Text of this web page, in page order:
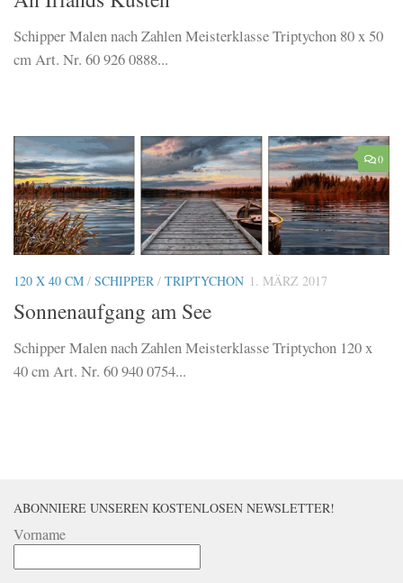
Schipper Malen nach Zahlen Meisterklasse Triptychon 80 x 50
cm Art. Nr. 60 926 0888...
0
120 X 40 CM / SCHIPPER / TRIPTYCHON 1. MÄRZ 2017
Sonnenaufgang am See
Schipper Malen nach Zahlen Meisterklasse Triptychon 120 x
40 cm Art. Nr. 60 940 0754...
ABONNIERE UNSEREN KOSTENLOSEN NEWSLETTER!
Vorname